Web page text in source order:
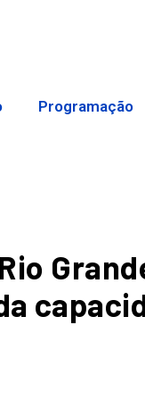
Programação